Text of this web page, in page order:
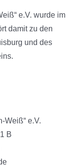
e.V. wurde im
damit zu den
und des
Weiß“ e.V.
B